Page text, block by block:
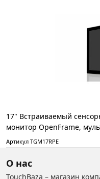
17" Встраиваемый
монитор OpenFrame,
Артикул TGM17RPE
О нас
TouchBaza – магазин